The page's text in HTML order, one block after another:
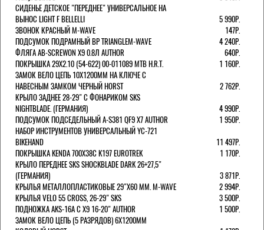
СИДЕНЬЕ ДЕТСКОЕ "ПЕРЕДНЕЕ" УНИВЕРСАЛЬНОЕ НА
ВЫНОС LIGHT F BELLELLI
5 990Р.
ЗВОНОК КРАСНЫЙ M-WAVE
147Р.
ПОДСУМОК ПОДРАМНЫЙ BP TRIANGLEM-WAVE
4 240Р.
ФЛЯГА AB-SCREWON X9 0.8Л AUTHOR
640Р.
ПОКРЫШКА 29X2.10 (54-622) 00-011089 MTB H.R.T.
1 160Р.
ЗАМОК ВЕЛО ЦЕПЬ 10Х1200ММ НА КЛЮЧЕ С
НАВЕСНЫМ ЗАМКОМ ЧЕРНЫЙ HORST
2 762Р.
КРЫЛО ЗАДНЕЕ 28-29" С ФОНАРИКОМ SKS
NIGHTBLADE. (ГЕРМАНИЯ)
4 990Р.
ПОДСУМОК ПОДСЕДЕЛЬНЫЙ A-S381 QF9 X7 AUTHOR
1 950Р.
НАБОР ИНСТРУМЕНТОВ УНИВЕРСАЛЬНЫЙ YC-721
BIKEHAND
11 497Р.
ПОКРЫШКА KENDA 700Х38С K197 EUROTREK
1 170Р.
КРЫЛО ПЕРЕДНЕЕ SKS SHOCKBLADE DARK 26+27,5"
(ГЕРМАНИЯ)
3 871Р.
КРЫЛЬЯ МЕТАЛЛОПЛАСТИКОВЫЕ 29"Х60 ММ. M-WAVE
2 994Р.
КРЫЛЬЯ VELO 55 CROSS, 26-29" SKS
3 500Р.
ПОДНОЖКА AKS-16A C X9 16-20" AUTHOR
1 500Р.
ЗАМОК ВЕЛО ЦЕПЬ (5 РАЗРЯДОВ) 6Х1200ММ